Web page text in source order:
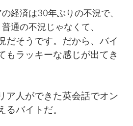
简体中文
Français
経済は30年ぶりの不況で、
通の不況じゃなくて、
だそうです。だから、バイ
もラッキーな感じが出てき
ア人ができた英会話でオン
るバイトだ。